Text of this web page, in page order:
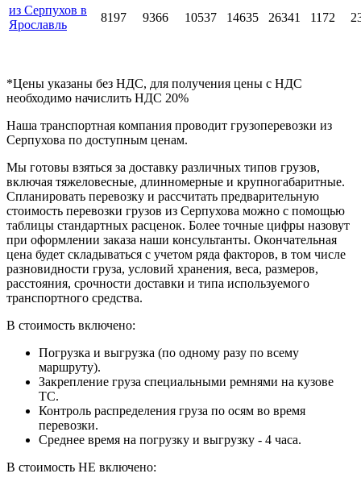
из Серпухов в
Ярославль
8197 9366 10537 14635 26341 1172
*Цены указаны без НДС, для получения цены с НДС
необходимо начислить НДС 20%
Наша транспортная компания проводит грузоперевозки из
Серпухова по доступным ценам.
Мы готовы взяться за доставку различных типов грузов,
включая тяжеловесные, длинномерные и крупногабаритные.
Спланировать перевозку и рассчитать предварительную
стоимость перевозки грузов из Серпухова можно с помощью
таблицы стандартных расценок. Более точные цифры назовут
при оформлении заказа наши консультанты. Окончательная
цена будет складываться с учетом ряда факторов, в том числе
разновидности груза, условий хранения, веса, размеров,
расстояния, срочности доставки и типа используемого
транспортного средства.
В стоимость включено:
Погрузка и выгрузка (по одному разу по всему
маршруту).
Закрепление груза специальными ремнями на кузове
ТС.
Контроль распределения груза по осям во время
перевозки.
Среднее время на погрузку и выгрузку - 4 часа.
В стоимость НЕ включено: